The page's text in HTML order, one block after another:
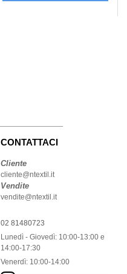
CONTATTACI
Cliente
cliente@ntextil.it
Vendite
vendite@ntextil.it
02 81480723
Lunedì - Giovedì: 10:00-13:00 e
14:00-17:30
Venerdì: 10:00-14:00